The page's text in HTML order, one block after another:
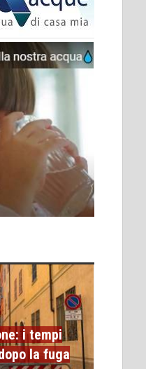
i tempi
la fuga